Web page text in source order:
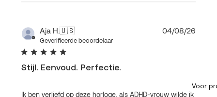
Voor
Aja H.🇺🇸
Geverifieerde beoordelaar
Stijl. Eenvoud. Perfectie.
Ik ben verliefd op deze horloge, als ADHD-vrouw wilde ik
04/08/26